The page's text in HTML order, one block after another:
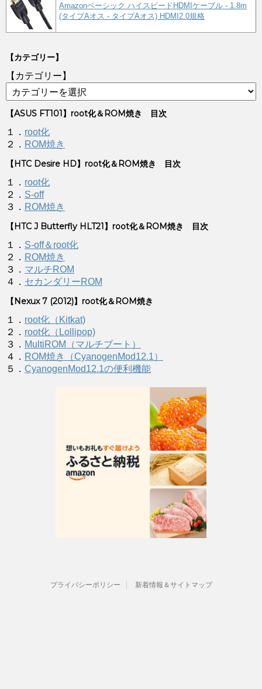
Amazonベーシック ハイスピードHDMIケーブル - 1.8m
(タイプAオス - タイプAオス) HDMI2.0規格
【カテゴリー】
【カテゴリー】
【ASUS FT101】root化＆ROM焼き 目次
１． root化
２． ROM焼き
【HTC Desire HD】root化＆ROM焼き 目次
１． root化
２． S-off
３． ROM焼き
【HTC J Butterfly HLT21】root化＆ROM焼き 目次
１． S-off＆root化
２． ROM焼き
３． マルチROM
４． セカンダリーROM
【Nexux 7 (2012)】root化＆ROM焼き
１． root化（Kitkat)
２． root化（Lollipop)
３． MultiROM（マルチブート）
４． ROM焼き（CyanogenMod12.1）
５． CyanogenMod12.1の便利機能
プライバシーポリシー 新着情報＆サイトマップ